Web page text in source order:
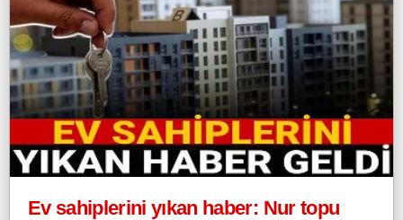
Ev sahiplerini yıkan haber: Nur topu